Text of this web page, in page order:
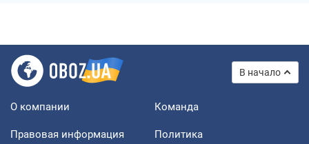
В начало
О компании Команда
Правовая информация
Политика